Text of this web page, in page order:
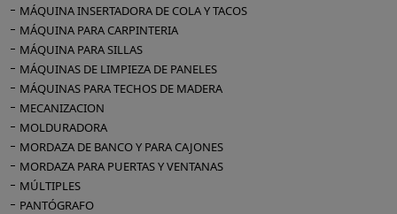
MÁQUINA INSERTADORA DE COLA Y TACOS
MÁQUINA PARA CARPINTERIA
MÁQUINA PARA SILLAS
MÁQUINAS DE LIMPIEZA DE PANELES
MÁQUINAS PARA TECHOS DE MADERA
MECANIZACION
MOLDURADORA
MORDAZA DE BANCO Y PARA CAJONES
MORDAZA PARA PUERTAS Y VENTANAS
MÚLTIPLES
PANTÓGRAFO